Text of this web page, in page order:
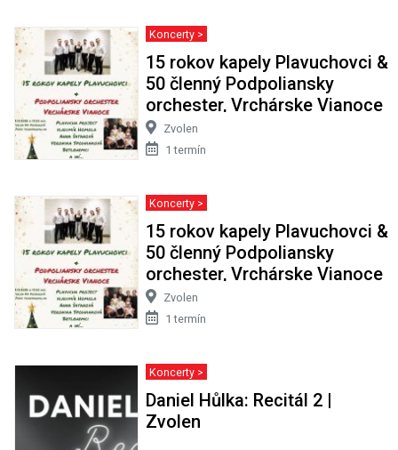
Koncerty >
15 rokov kapely Plavuchovci &
50 členný Podpoliansky
orchester, Vrchárske Vianoce
Zvolen
1 termín
Koncerty >
15 rokov kapely Plavuchovci &
50 členný Podpoliansky
orchester, Vrchárske Vianoce
Zvolen
1 termín
Koncerty >
Daniel Hůlka: Recitál 2 |
Zvolen